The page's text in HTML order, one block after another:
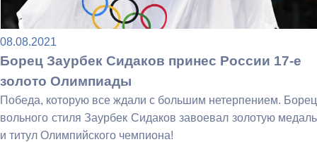
08.08.2021
Борец Заурбек Сидаков принес России 17-е
золото Олимпиады
Победа, которую все ждали с большим нетерпением. Борец
вольного стиля Заурбек Сидаков завоевал золотую медаль
и титул Олимпийского чемпиона!